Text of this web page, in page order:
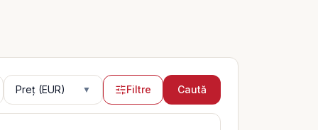
Preț (EUR)
Preț (EUR) ▼ Filtre Caută